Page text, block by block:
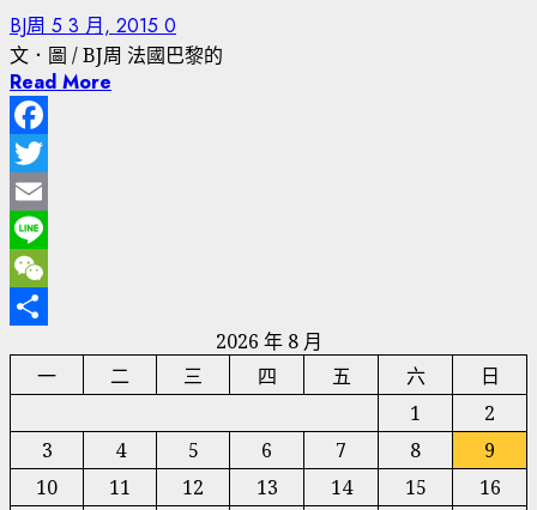
BJ周 5 3 月, 2015 0
文．圖 / BJ周 法國巴黎的
Read More
Facebook
Twitter
Email
Line
WeChat
2026 年 8 月
一
二 三 四 五 六
日
1
2
3
4 5 6 7 8
9
10
11 12 13 14 15
16